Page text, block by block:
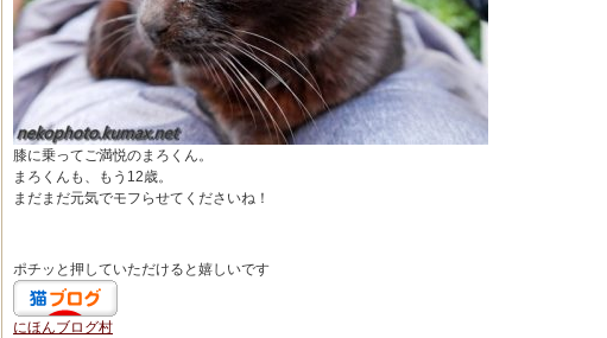
膝に乗ってご満悦のまろくん。
まろくんも、もう12歳。
まだまだ元気でモフらせてくださいね！
ポチッと押していただけると嬉しいです
にほんブログ村